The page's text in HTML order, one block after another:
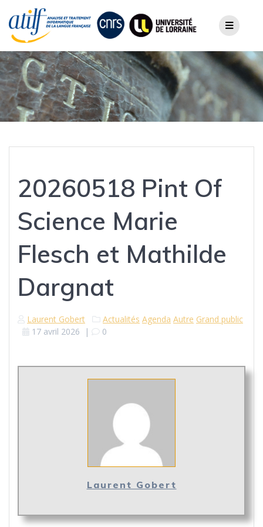
content
20260518 Pint Of
Science Marie
Flesch et Mathilde
Dargnat
Laurent Gobert Actualités Agenda Autre Grand public
17 avril 2026 | 0
Laurent Gobert